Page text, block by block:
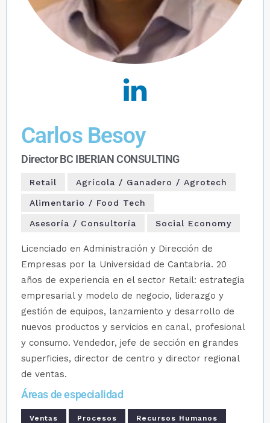
Carlos Besoy
Director BC IBERIAN CONSULTING
Retail Agrícola / Ganadero / Agrotech
Alimentario / Food Tech
Asesoría / Consultoría Social Economy
Licenciado en Administración y Dirección de
Empresas por la Universidad de Cantabria. 20
años de experiencia en el sector Retail: estrategia
empresarial y modelo de negocio, liderazgo y
gestión de equipos, lanzamiento y desarrollo de
nuevos productos y servicios en canal, profesional
y consumo. Vendedor, jefe de sección en grandes
superficies, director de centro y director regional
de ventas.
Áreas de especialidad
Ventas Procesos Recursos Humanos